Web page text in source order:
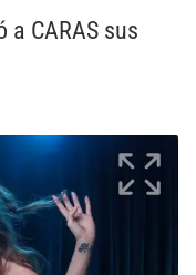
a CARAS sus